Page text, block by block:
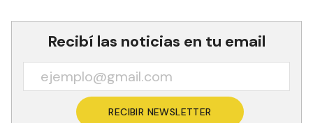
Recibí las noticias en tu email
RECIBIR NEWSLETTER